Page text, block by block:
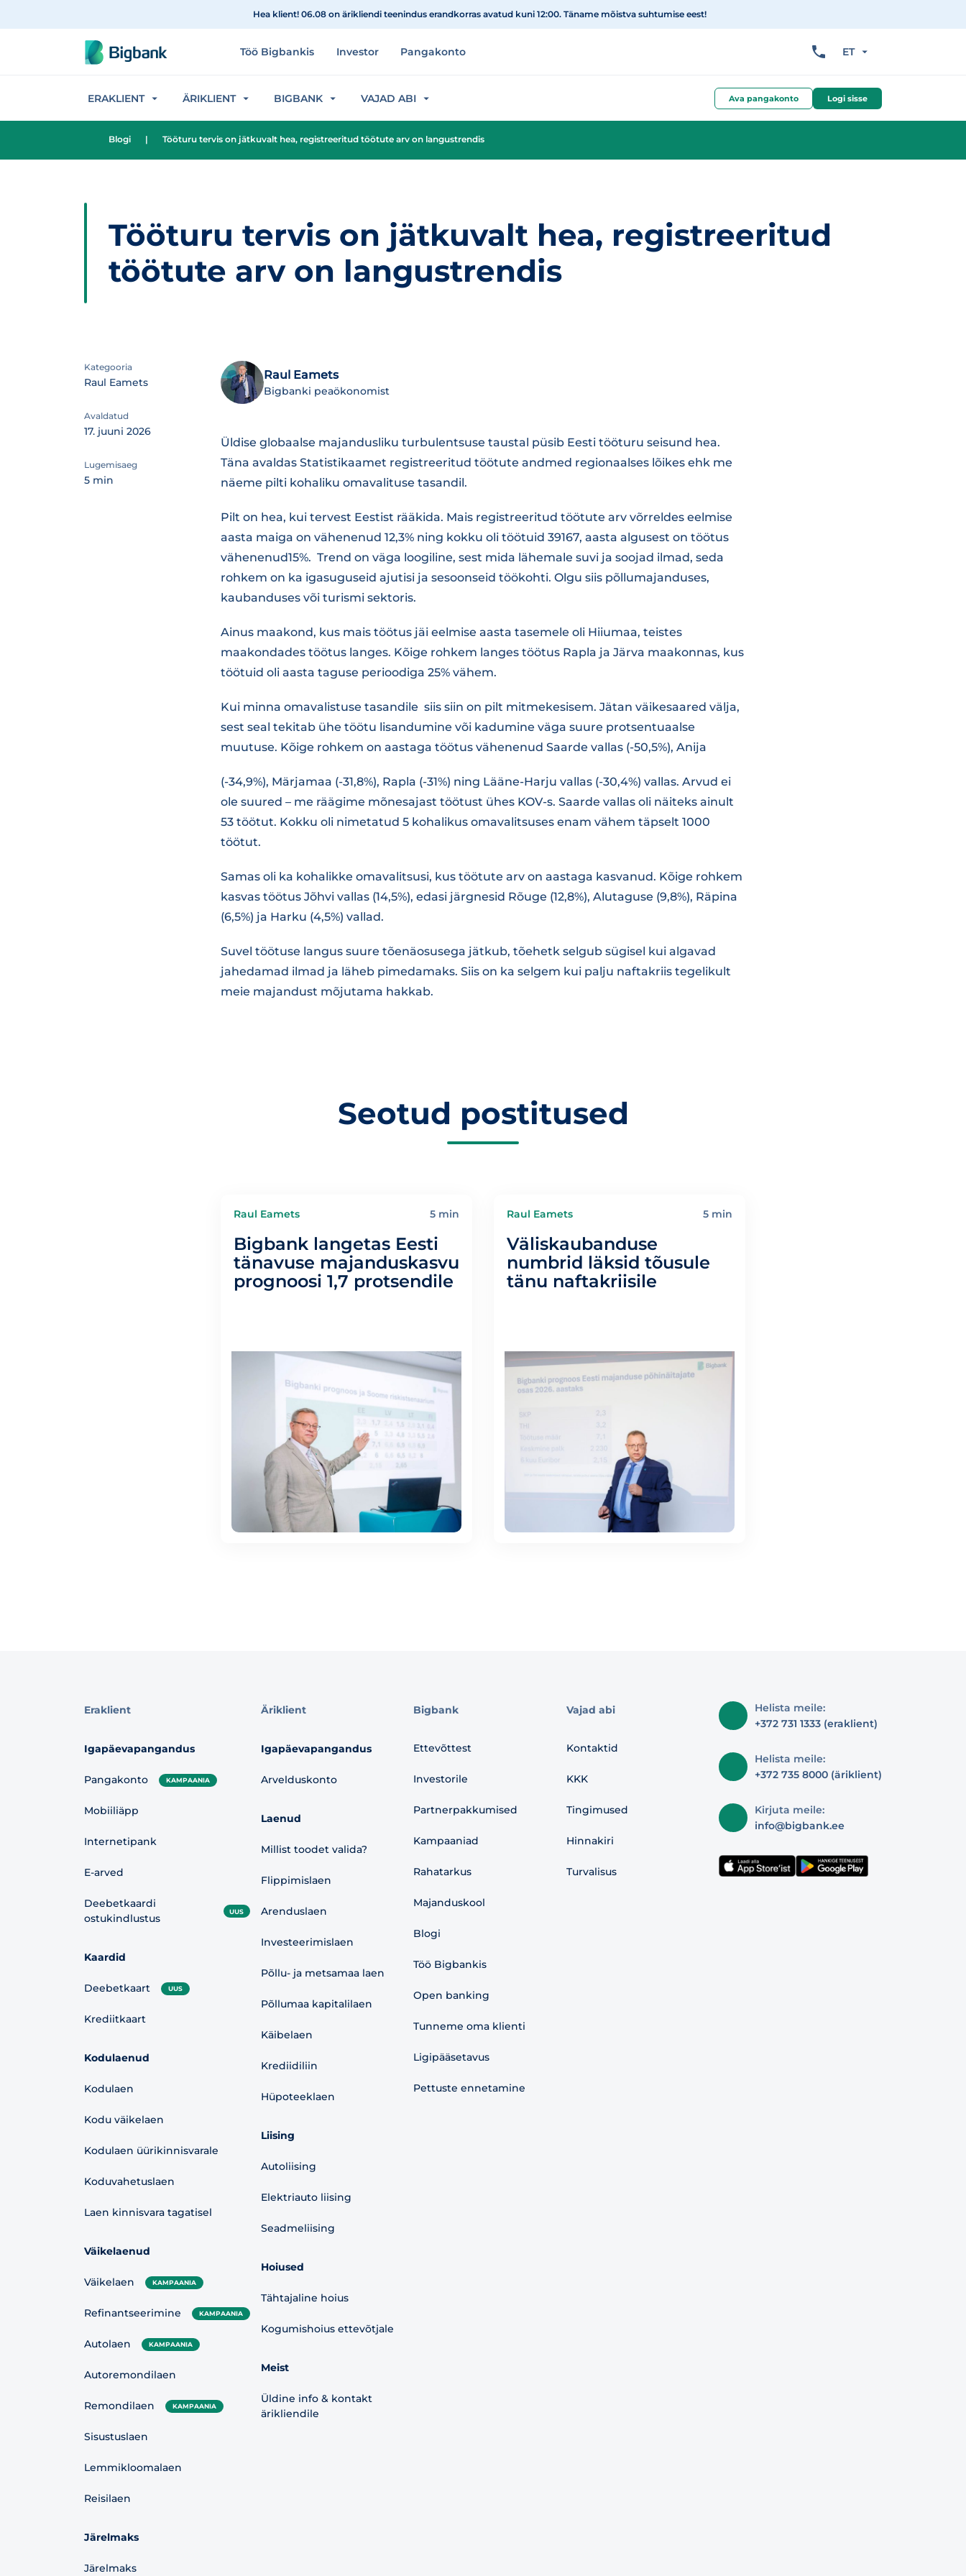
Hea klient! 06.08 on ärikliendi teenindus erandkorras avatud kuni 12:00. Täname mõistva suhtumise eest!
Töö Bigbankis Investor Pangakonto ET
ERAKLIENT ÄRIKLIENT BIGBANK VAJAD ABI Ava pangakonto Logi sisse
Blogi | Tööturu tervis on jätkuvalt hea, registreeritud töötute arv on langustrendis
Tööturu tervis on jätkuvalt hea, registreeritud
töötute arv on langustrendis
Kategooria
Raul Eamets
Avaldatud
17. juuni 2026
Lugemisaeg
5 min
Raul Eamets
Bigbanki peaökonomist
Üldise globaalse majandusliku turbulentsuse taustal püsib Eesti tööturu seisund hea.
Täna avaldas Statistikaamet registreeritud töötute andmed regionaalses lõikes ehk me
näeme pilti kohaliku omavalituse tasandil.
Pilt on hea, kui tervest Eestist rääkida. Mais registreeritud töötute arv võrreldes eelmise
aasta maiga on vähenenud 12,3% ning kokku oli töötuid 39167, aasta algusest on töötus
vähenenud15%. Trend on väga loogiline, sest mida lähemale suvi ja soojad ilmad, seda
rohkem on ka igasuguseid ajutisi ja sesoonseid töökohti. Olgu siis põllumajanduses,
kaubanduses või turismi sektoris.
Ainus maakond, kus mais töötus jäi eelmise aasta tasemele oli Hiiumaa, teistes
maakondades töötus langes. Kõige rohkem langes töötus Rapla ja Järva maakonnas, kus
töötuid oli aasta taguse perioodiga 25% vähem.
Kui minna omavalistuse tasandile siis siin on pilt mitmekesisem. Jätan väikesaared välja,
sest seal tekitab ühe töötu lisandumine või kadumine väga suure protsentuaalse
muutuse. Kõige rohkem on aastaga töötus vähenenud Saarde vallas (-50,5%), Anija
(-34,9%), Märjamaa (-31,8%), Rapla (-31%) ning Lääne-Harju vallas (-30,4%) vallas. Arvud ei
ole suured – me räägime mõnesajast töötust ühes KOV-s. Saarde vallas oli näiteks ainult
53 töötut. Kokku oli nimetatud 5 kohalikus omavalitsuses enam vähem täpselt 1000
töötut.
Samas oli ka kohalikke omavalitsusi, kus töötute arv on aastaga kasvanud. Kõige rohkem
kasvas töötus Jõhvi vallas (14,5%), edasi järgnesid Rõuge (12,8%), Alutaguse (9,8%), Räpina
(6,5%) ja Harku (4,5%) vallad.
Suvel töötuse langus suure tõenäosusega jätkub, tõehetk selgub sügisel kui algavad
jahedamad ilmad ja läheb pimedamaks. Siis on ka selgem kui palju naftakriis tegelikult
meie majandust mõjutama hakkab.
Seotud postitused
Raul Eamets 5 min
Bigbank langetas Eesti
tänavuse majanduskasvu
prognoosi 1,7 protsendile
Raul Eamets 5 min
Väliskaubanduse
numbrid läksid tõusule
tänu naftakriisile
Eraklient
Igapäevapangandus
Pangakonto KAMPAANIA
Mobiiliäpp
Internetipank
E-arved
Deebetkaardi
ostukindlustus
UUS
Kaardid
Deebetkaart UUS
Krediitkaart
Kodulaenud
Kodulaen
Kodu väikelaen
Kodulaen üürikinnisvarale
Koduvahetuslaen
Laen kinnisvara tagatisel
Väikelaenud
Väikelaen KAMPAANIA
Refinantseerimine KAMPAANIA
Autolaen KAMPAANIA
Autoremondilaen
Remondilaen KAMPAANIA
Sisustuslaen
Lemmikloomalaen
Reisilaen
Järelmaks
Järelmaks
Äriklient
Igapäevapangandus
Arvelduskonto
Laenud
Millist toodet valida?
Flippimislaen
Arenduslaen
Investeerimislaen
Põllu- ja metsamaa laen
Põllumaa kapitalilaen
Käibelaen
Krediidiliin
Hüpoteeklaen
Liising
Autoliising
Elektriauto liising
Seadmeliising
Hoiused
Tähtajaline hoius
Kogumishoius ettevõtjale
Meist
Üldine info & kontakt
ärikliendile
Bigbank
Ettevõttest
Investorile
Partnerpakkumised
Kampaaniad
Rahatarkus
Majanduskool
Blogi
Töö Bigbankis
Open banking
Tunneme oma klienti
Ligipääsetavus
Pettuste ennetamine
Vajad abi
Kontaktid
KKK
Tingimused
Hinnakiri
Turvalisus
Helista meile:
+372 731 1333 (eraklient)
Helista meile:
+372 735 8000 (äriklient)
Kirjuta meile:
info@bigbank.ee